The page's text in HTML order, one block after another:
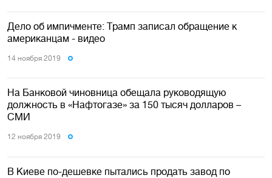
Дело об импичменте: Трамп записал обращение к
американцам - видео
14 ноября 2019
На Банковой чиновница обещала руководящую
должность в «Нафтогазе» за 150 тысяч долларов –
СМИ
12 ноября 2019
В Киеве по-дешевке пытались продать завод по